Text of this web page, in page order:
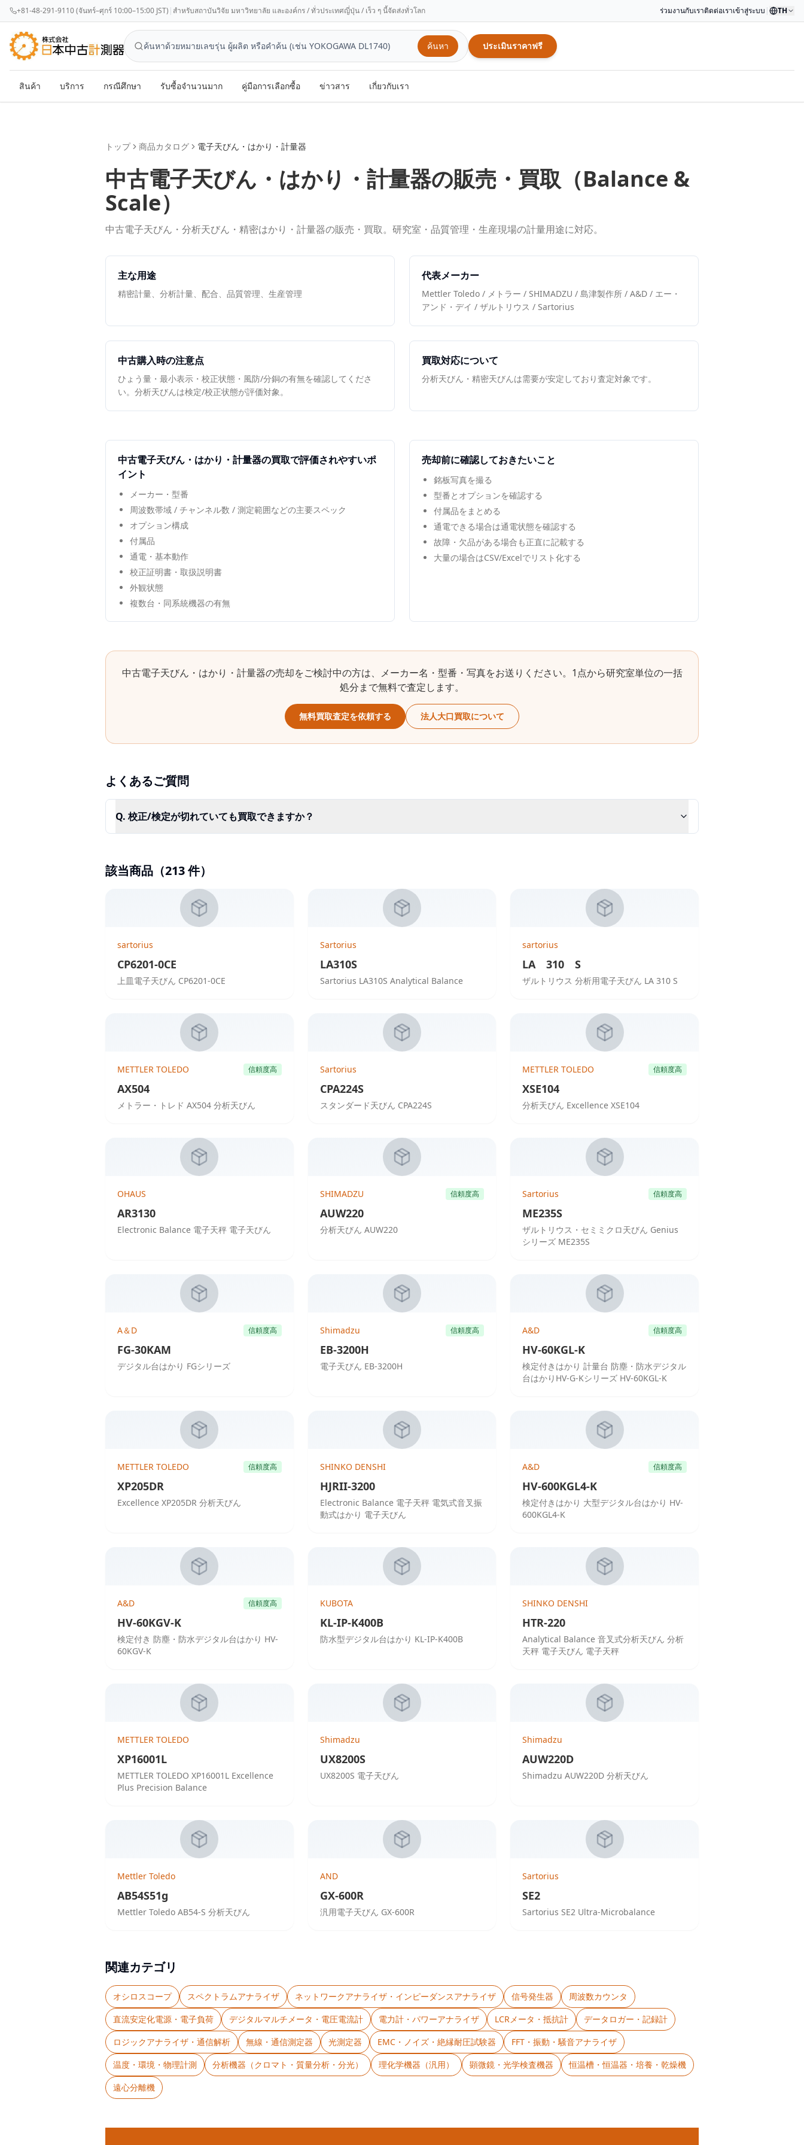
+81-48-291-9110 (จันทร์–ศุกร์ 10:00–15:00 JST) | สำหรับสถาบันวิจัย มหาวิทยาลัย และองค์กร / ทั่วประเทศญี่ปุ่น / เร็ว ๆ นี้จัดส่งทั่วโลก ร่วมงานกับเราติดต่อเราเข้าสู่ระบบ | TH
ค้นหา ประเมินราคาฟรี
สินค้า บริการ กรณีศึกษา รับซื้อจำนวนมาก คู่มือการเลือกซื้อ ข่าวสาร เกี่ยวกับเรา
トップ 商品カタログ 電子天びん・はかり・計量器
中古電子天びん・はかり・計量器の販売・買取（Balance &
Scale）
中古電子天びん・分析天びん・精密はかり・計量器の販売・買取。研究室・品質管理・生産現場の計量用途に対応。
主な用途
精密計量、分析計量、配合、品質管理、生産管理
代表メーカー
Mettler Toledo / メトラー / SHIMADZU / 島津製作所 / A&D / エー・
アンド・デイ / ザルトリウス / Sartorius
中古購入時の注意点
ひょう量・最小表示・校正状態・風防/分銅の有無を確認してくださ
い。分析天びんは検定/校正状態が評価対象。
買取対応について
分析天びん・精密天びんは需要が安定しており査定対象です。
中古電子天びん・はかり・計量器の買取で評価されやすいポ
イント
メーカー・型番
周波数帯域 / チャンネル数 / 測定範囲などの主要スペック
オプション構成
付属品
通電・基本動作
校正証明書・取扱説明書
外観状態
複数台・同系統機器の有無
売却前に確認しておきたいこと
銘板写真を撮る
型番とオプションを確認する
付属品をまとめる
通電できる場合は通電状態を確認する
故障・欠品がある場合も正直に記載する
大量の場合はCSV/Excelでリスト化する
中古電子天びん・はかり・計量器の売却をご検討中の方は、メーカー名・型番・写真をお送りください。1点から研究室単位の一括
処分まで無料で査定します。
無料買取査定を依頼する 法人大口買取について
よくあるご質問
Q. 校正/検定が切れていても買取できますか？
該当商品（213件）
sartorius
CP6201-0CE
上皿電子天びん CP6201-0CE
Sartorius
LA310S
Sartorius LA310S Analytical Balance
sartorius
LA 310 S
ザルトリウス 分析用電子天びん LA 310 S
METTLER TOLEDO 信頼度高
AX504
メトラー・トレド AX504 分析天びん
Sartorius
CPA224S
スタンダード天びん CPA224S
METTLER TOLEDO 信頼度高
XSE104
分析天びん Excellence XSE104
OHAUS
AR3130
Electronic Balance 電子天秤 電子天びん
SHIMADZU 信頼度高
AUW220
分析天びん AUW220
Sartorius 信頼度高
ME235S
ザルトリウス・セミミクロ天びん Genius
シリーズ ME235S
A＆D 信頼度高
FG-30KAM
デジタル台はかり FGシリーズ
Shimadzu 信頼度高
EB-3200H
電子天びん EB-3200H
A&D 信頼度高
HV-60KGL-K
検定付きはかり 計量台 防塵・防水デジタル
台はかりHV-G-Kシリーズ HV-60KGL-K
METTLER TOLEDO 信頼度高
XP205DR
Excellence XP205DR 分析天びん
SHINKO DENSHI
HJRII-3200
Electronic Balance 電子天秤 電気式音叉振
動式はかり 電子天びん
A&D 信頼度高
HV-600KGL4-K
検定付きはかり 大型デジタル台はかり HV-
600KGL4-K
A&D 信頼度高
HV-60KGV-K
検定付き 防塵・防水デジタル台はかり HV-
60KGV-K
KUBOTA
KL-IP-K400B
防水型デジタル台はかり KL-IP-K400B
SHINKO DENSHI
HTR-220
Analytical Balance 音叉式分析天びん 分析
天秤 電子天びん 電子天秤
METTLER TOLEDO
XP16001L
METTLER TOLEDO XP16001L Excellence
Plus Precision Balance
Shimadzu
UX8200S
UX8200S 電子天びん
Shimadzu
AUW220D
Shimadzu AUW220D 分析天びん
Mettler Toledo
AB54S51g
Mettler Toledo AB54-S 分析天びん
AND
GX-600R
汎用電子天びん GX-600R
Sartorius
SE2
Sartorius SE2 Ultra-Microbalance
関連カテゴリ
オシロスコープ スペクトラムアナライザ ネットワークアナライザ・インピーダンスアナライザ 信号発生器
周波数カウンタ
直流安定化電源・電子負荷
デジタルマルチメータ・電圧電流計 電力計・パワーアナライザ LCRメータ・抵抗計
データロガー・記録計
ロジックアナライザ・通信解析
無線・通信測定器 光測定器 EMC・ノイズ・絶縁耐圧試験器
FFT・振動・騒音アナライザ
温度・環境・物理計測
分析機器（クロマト・質量分析・分光） 理化学機器（汎用） 顕微鏡・光学検査機器
恒温槽・恒温器・培養・乾燥機
遠心分離機